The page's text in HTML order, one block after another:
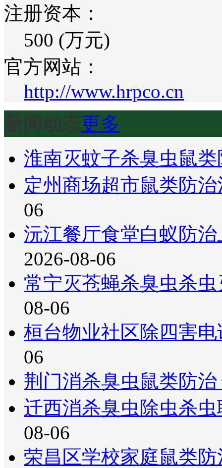
注册资本：
500 (万元)
官方网站：
http://www.hrpco.cn
新闻动态更多
淮南灭蚊子杀臭虫鼠
定州商场超市鼠类防
06
沅江餐厅食堂白蚁防
2026-08-06
常宁灭苍蝇杀臭虫杀
08-06
桓台物业社区除四害
06
荆门消杀臭虫鼠类防
迁西消杀臭虫除虫杀
08-06
荣昌区学校家庭鼠类